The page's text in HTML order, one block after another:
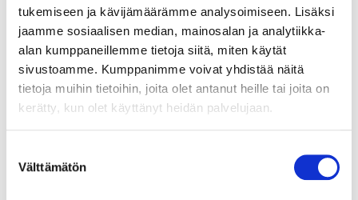
tukemiseen ja kävijämäärämme analysoimiseen. Lisäksi
jaamme sosiaalisen median, mainosalan ja analytiikka-
alan kumppaneillemme tietoja siitä, miten käytät
sivustoamme. Kumppanimme voivat yhdistää näitä
tietoja muihin tietoihin, joita olet antanut heille tai joita on
kerätty, kun olet käyttänyt heidän palvelujaan.
valinta
Välttämätön